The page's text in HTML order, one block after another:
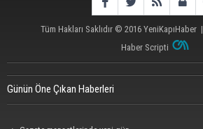
Tüm Hakları Saklıdır © 2016 YeniKapıHaber|
Haber Scripti
Günün Öne Çıkan Haberleri